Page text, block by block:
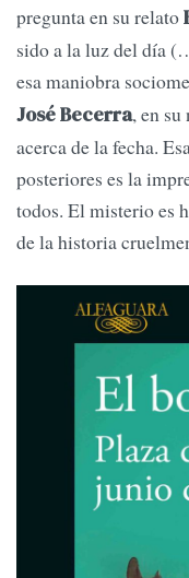
pregunta en su relato
sido a la luz del día
esa maniobra
José Becerra, en
acerca de la fecha.
posteriores es la
todos. El misterio es
de la historia